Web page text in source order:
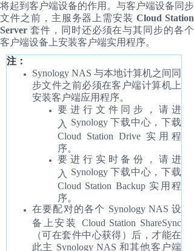
将起到客户端设备的作用。与客户端设备同步
文件之前，主服务器上需安装 Cloud Station
Server 套件，同时还必须在与其同步的各个
客户端设备上安装客户端实用程序。
注：
Synology NAS 与本地计算机之间同
步文件之前必须在客户端计算机上
安装客户端应用程序。
要进行文件同步，请进
入 Synology 下载中心 ，下载
Cloud Station Drive 实用程
序。
要进行实时备份，请进
入 Synology下载中心 ，下载
Cloud Station Backup 实用程
序。
在要配对的各个 Synology NAS 设
备上安装 Cloud Station ShareSync
（可在套件中心获得）后，才能在
此主 Synology NAS 和其他客户端